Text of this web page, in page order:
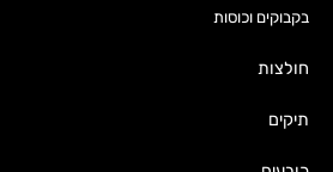
בקבוקים וכוסות
חולצות
תיקים